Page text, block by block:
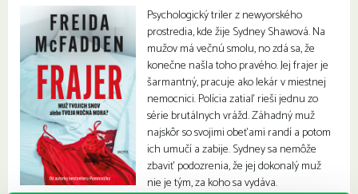
Psychologický triler z newyorského
prostredia, kde žije Sydney Shawová. Na
mužov má večnú smolu, no zdá sa, že
konečne našla toho pravého. Jej frajer je
šarmantný, pracuje ako lekár v miestnej
nemocnici. Polícia zatiaľ rieši jednu zo
série brutálnych vrážd. Záhadný muž
najskôr so svojimi obeťami randí a potom
ich umučí a zabije. Sydney sa nemôže
zbaviť podozrenia, že jej dokonalý muž
nie je tým, za koho sa vydáva.